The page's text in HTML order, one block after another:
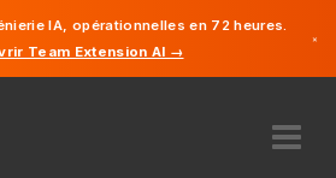
IA, opérationnelles en 72 heures.
Team Extension AI →
×